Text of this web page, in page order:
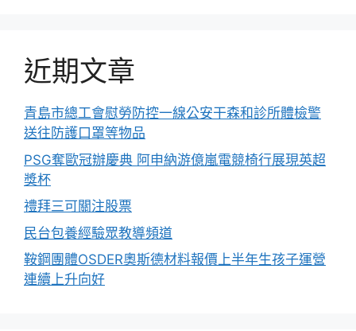
近期文章
青島市總工會慰勞防控一線公安干森和診所體檢警
送往防護口罩等物品
PSG奪歐冠辦慶典 阿申納游億嵐電競椅行展現英超
獎杯
禮拜三可關注股票
民台包養經驗眾教導頻道
鞍鋼團體OSDER奧斯德材料報價上半年生孩子運營
連續上升向好